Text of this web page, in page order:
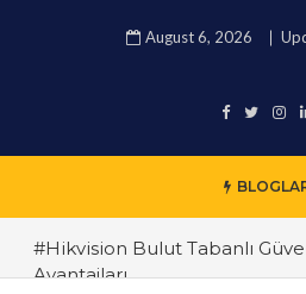
August 6, 2026
#Hikvision Bulut Tabanlı
Avantajları